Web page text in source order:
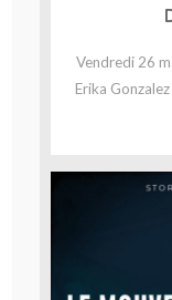
Vendredi 26
Erika